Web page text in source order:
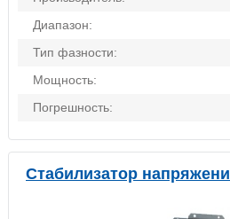
Диапазон:
Тип фазности:
Мощность:
Погрешность:
Стабилизатор